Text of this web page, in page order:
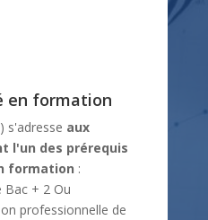
en formation
s'adresse aux
l'un des prérequis
formation :
Bac + 2 Ou
professionnelle de